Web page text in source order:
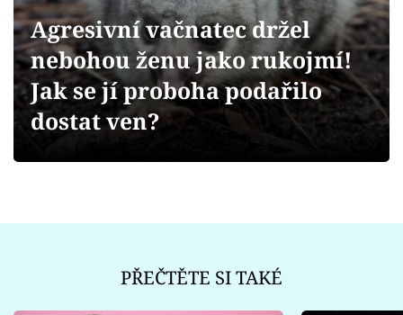
Videa
Sledujte prima+
Agresivní vačnatec držel
nebohou ženu jako rukojmí!
Jak se jí proboha podařilo
dostat ven?
PŘEČTĚTE SI TAKÉ